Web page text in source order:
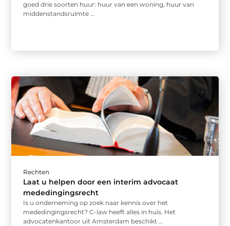
goed drie soorten huur: huur van een woning, huur van
middenstandsruimte ...
Rechten
Laat u helpen door een interim advocaat
mededingingsrecht
Is u onderneming op zoek naar kennis over het
mededingingsrecht? C-law heeft alles in huis. Het
advocatenkantoor uit Amsterdam beschikt ...